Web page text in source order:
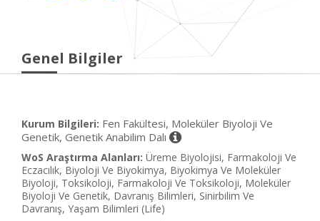
Genel Bilgiler
Kurum Bilgileri: Fen Fakültesi, Moleküler Biyoloji Ve
Genetik, Genetik Anabilim Dalı
WoS Araştırma Alanları: Üreme Biyolojisi, Farmakoloji Ve
Eczacılık, Biyoloji Ve Biyokimya, Biyokimya Ve Moleküler
Biyoloji, Toksikoloji, Farmakoloji Ve Toksikoloji, Moleküler
Biyoloji Ve Genetik, Davranış Bilimleri, Sinirbilim Ve
Davranış, Yaşam Bilimleri (Life)